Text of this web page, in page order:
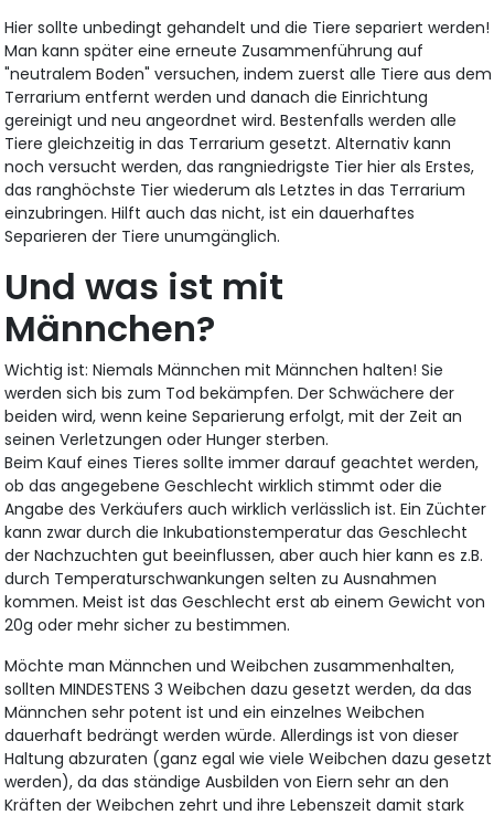
Hier sollte unbedingt gehandelt und die Tiere separiert werden!
Man kann später eine erneute Zusammenführung auf
"neutralem Boden" versuchen, indem zuerst alle Tiere aus dem
Terrarium entfernt werden und danach die Einrichtung
gereinigt und neu angeordnet wird. Bestenfalls werden alle
Tiere gleichzeitig in das Terrarium gesetzt. Alternativ kann
noch versucht werden, das rangniedrigste Tier hier als Erstes,
das ranghöchste Tier wiederum als Letztes in das Terrarium
einzubringen. Hilft auch das nicht, ist ein dauerhaftes
Separieren der Tiere unumgänglich.
Und was ist mit
Männchen?
Wichtig ist: Niemals Männchen mit Männchen halten! Sie
werden sich bis zum Tod bekämpfen. Der Schwächere der
beiden wird, wenn keine Separierung erfolgt, mit der Zeit an
seinen Verletzungen oder Hunger sterben.
Beim Kauf eines Tieres sollte immer darauf geachtet werden,
ob das angegebene Geschlecht wirklich stimmt oder die
Angabe des Verkäufers auch wirklich verlässlich ist. Ein Züchter
kann zwar durch die Inkubationstemperatur das Geschlecht
der Nachzuchten gut beeinflussen, aber auch hier kann es z.B.
durch Temperaturschwankungen selten zu Ausnahmen
kommen. Meist ist das Geschlecht erst ab einem Gewicht von
20g oder mehr sicher zu bestimmen.
Möchte man Männchen und Weibchen zusammenhalten,
sollten MINDESTENS 3 Weibchen dazu gesetzt werden, da das
Männchen sehr potent ist und ein einzelnes Weibchen
dauerhaft bedrängt werden würde. Allerdings ist von dieser
Haltung abzuraten (ganz egal wie viele Weibchen dazu gesetzt
werden), da das ständige Ausbilden von Eiern sehr an den
Kräften der Weibchen zehrt und ihre Lebenszeit damit stark